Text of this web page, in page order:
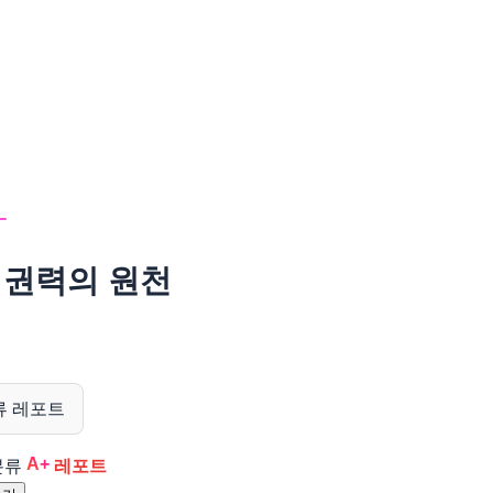
력의 원천
류 A+레포트